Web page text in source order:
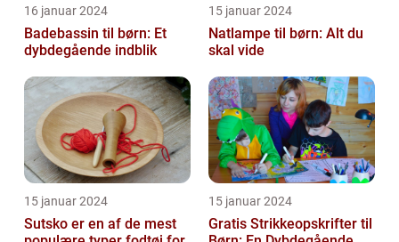
16 januar 2024
Badebassin til børn: Et
dybdegående indblik
15 januar 2024
Natlampe til børn: Alt du
skal vide
15 januar 2024
Sutsko er en af de mest
15 januar 2024
Gratis Strikkeopskrifter til